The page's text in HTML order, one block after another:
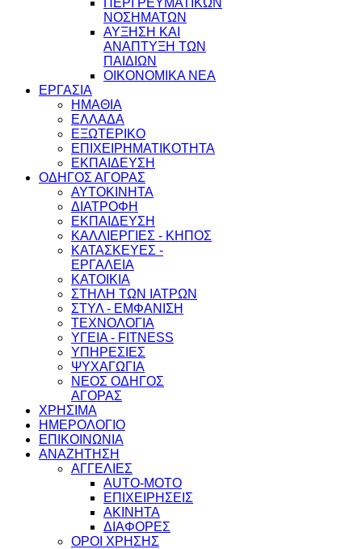
ΠΕΡΙ ΡΕΥΜΑΤΙΚΩΝ
ΝΟΣΗΜΑΤΩΝ
ΑΥΞΗΣΗ ΚΑΙ
ΑΝΑΠΤΥΞΗ ΤΩΝ
ΠΑΙΔΙΩΝ
ΟΙΚΟΝΟΜΙΚΑ ΝΕΑ
ΕΡΓΑΣΙΑ
ΗΜΑΘΙΑ
ΕΛΛΑΔΑ
ΕΞΩΤΕΡΙΚΟ
ΕΠΙΧΕΙΡΗΜΑΤΙΚΟΤΗΤΑ
ΕΚΠΑΙΔΕΥΣΗ
ΟΔΗΓΟΣ ΑΓΟΡΑΣ
ΑΥΤΟΚΙΝΗΤΑ
ΔΙΑΤΡΟΦΗ
ΕΚΠΑΙΔΕΥΣΗ
ΚΑΛΛΙΕΡΓΙΕΣ - ΚΗΠΟΣ
ΚΑΤΑΣΚΕΥΕΣ -
ΕΡΓΑΛΕΙΑ
ΚΑΤΟΙΚΙΑ
ΣΤΗΛΗ ΤΩΝ ΙΑΤΡΩΝ
ΣΤΥΛ - ΕΜΦΑΝΙΣΗ
ΤΕΧΝΟΛΟΓΙΑ
ΥΓΕΙΑ - FITNESS
ΥΠΗΡΕΣΙΕΣ
ΨΥΧΑΓΩΓΙΑ
ΝΕΟΣ ΟΔΗΓΟΣ
ΑΓΟΡΑΣ
ΧΡΗΣΙΜΑ
ΗΜΕΡΟΛΟΓΙΟ
ΕΠΙΚΟΙΝΩΝΙΑ
ΑΝΑΖΗΤΗΣΗ
ΑΓΓΕΛΙΕΣ
AUTO-MOTO
ΕΠΙΧΕΙΡΗΣΕΙΣ
ΑΚΙΝΗΤΑ
ΔΙΑΦΟΡΕΣ
ΟΡΟΙ ΧΡΗΣΗΣ